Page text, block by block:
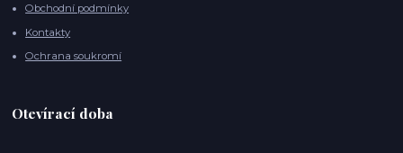
Obchodní podmínky
Kontakty
Ochrana soukromí
Otevírací doba